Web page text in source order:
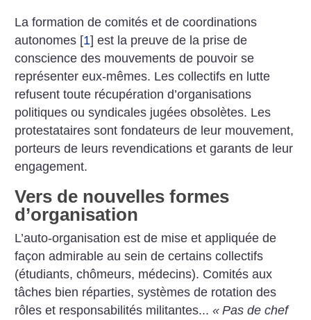
La formation de comités et de coordinations
autonomes [1] est la preuve de la prise de
conscience des mouvements de pouvoir se
représenter eux-mêmes. Les collectifs en lutte
refusent toute récupération d’organisations
politiques ou syndicales jugées obsolètes. Les
protestataires sont fondateurs de leur mouvement,
porteurs de leurs revendications et garants de leur
engagement.
Vers de nouvelles formes
d’organisation
L’auto-organisation est de mise et appliquée de
façon admirable au sein de certains collectifs
(étudiants, chômeurs, médecins). Comités aux
tâches bien réparties, systèmes de rotation des
rôles et responsabilités militantes...« Pas de chef